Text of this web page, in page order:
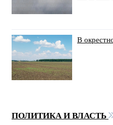
В
ПОЛИТИКА И ВЛАСТЬ